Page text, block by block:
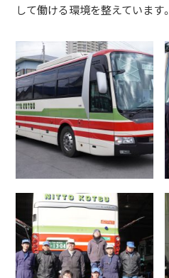
して働ける環境を整えています。